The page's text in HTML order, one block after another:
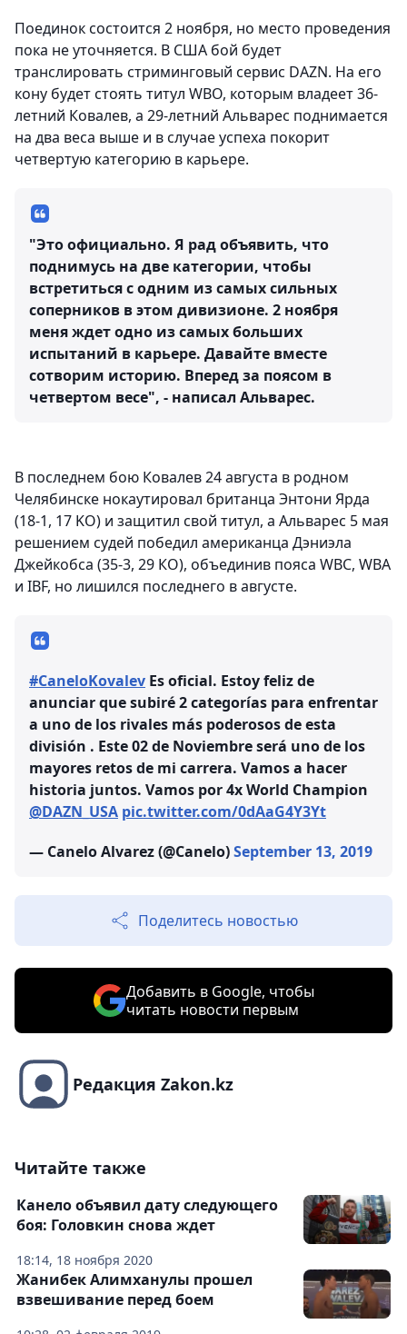
Поединок состоится 2 ноября, но место проведения
пока не уточняется. В США бой будет
транслировать стриминговый сервис DAZN. На его
кону будет стоять титул WBO, которым владеет 36-
летний Ковалев, а 29-летний Альварес поднимается
на два веса выше и в случае успеха покорит
четвертую категорию в карьере.
"Это официально. Я рад объявить, что
поднимусь на две категории, чтобы
встретиться с одним из самых сильных
соперников в этом дивизионе. 2 ноября
меня ждет одно из самых больших
испытаний в карьере. Давайте вместе
сотворим историю. Вперед за поясом в
четвертом весе", - написал Альварес.
В последнем бою Ковалев 24 августа в родном
Челябинске нокаутировал британца Энтони Ярда
(18-1, 17 KO) и защитил свой титул, а Альварес 5 мая
решением судей победил американца Дэниэла
Джейкобса (35-3, 29 КО), объединив пояса WBC, WBA
и IBF, но лишился последнего в августе.
#CaneloKovalev Es oficial. Estoy feliz de
anunciar que subiré 2 categorías para enfrentar
a uno de los rivales más poderosos de esta
división . Este 02 de Noviembre será uno de los
mayores retos de mi carrera. Vamos a hacer
historia juntos. Vamos por 4x World Champion
@DAZN_USA pic.twitter.com/0dAaG4Y3Yt
— Canelo Alvarez (@Canelo)September 13, 2019
Поделитесь новостью
Добавить в Google, чтобы
читать новости первым
Редакция Zakon.kz
Читайте также
18:14, 18 ноября 2020
Канело объявил дату следующего
боя: Головкин снова ждет
Жанибек Алимханулы прошел
взвешивание перед боем